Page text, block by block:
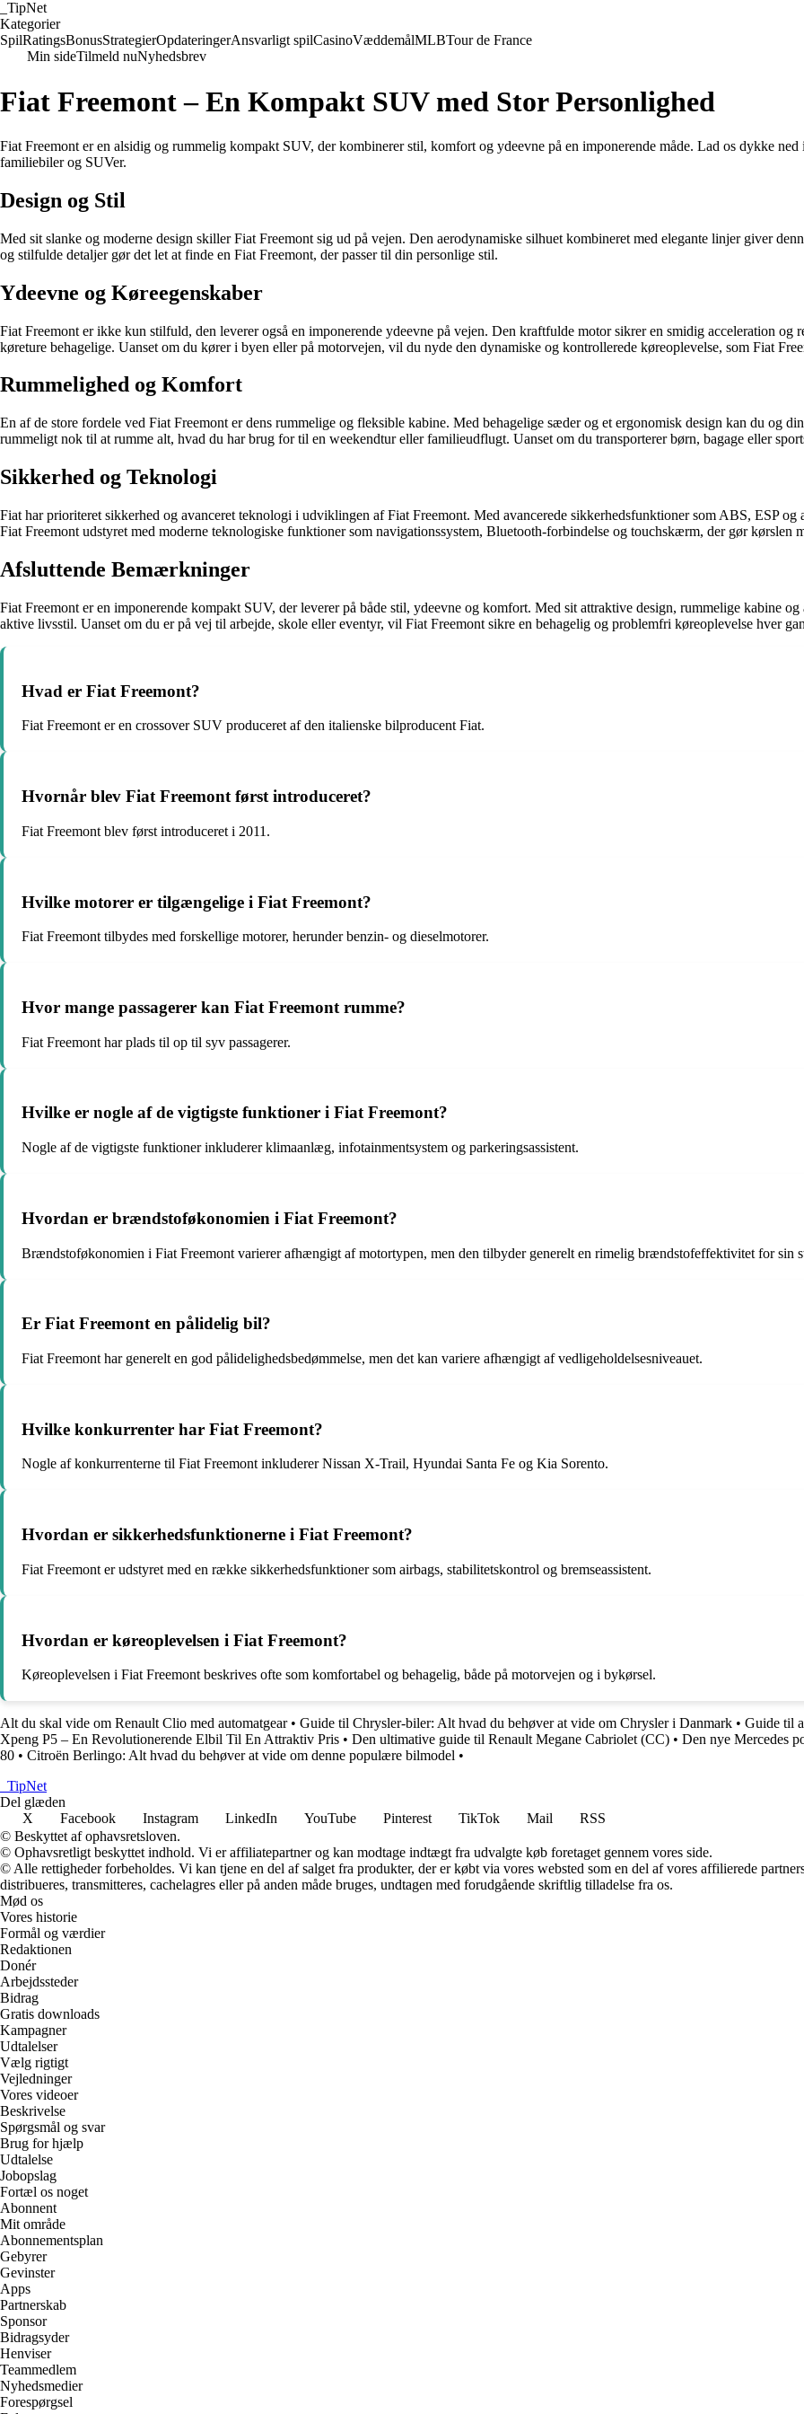
TipNet
Kategorier
SpilRatingsBonusStrategierOpdateringerAnsvarligt spilCasinoVæddemålMLBTour de France
Min sideTilmeld nuNyhedsbrev
Fiat Freemont – En Kompakt SUV med Stor Personlighed
Fiat Freemont er en alsidig og rummelig kompakt SUV, der kombinerer stil, komfort og ydeevne på en imponerende måde. Lad os dykke
familiebiler og SUVer.
Design og Stil
Med sit slanke og moderne design skiller Fiat Freemont sig ud på vejen. Den aerodynamiske silhuet kombineret med elegante linjer giver
og stilfulde detaljer gør det let at finde en Fiat Freemont, der passer til din personlige stil.
Ydeevne og Køreegenskaber
Fiat Freemont er ikke kun stilfuld, den leverer også en imponerende ydeevne på vejen. Den kraftfulde motor sikrer en smidig acceleration
køreture behagelige. Uanset om du kører i byen eller på motorvejen, vil du nyde den dynamiske og kontrollerede køreoplevelse, som Fiat
Rummelighed og Komfort
En af de store fordele ved Fiat Freemont er dens rummelige og fleksible kabine. Med behagelige sæder og et ergonomisk design kan du og
rummeligt nok til at rumme alt, hvad du har brug for til en weekendtur eller familieudflugt. Uanset om du transporterer børn, bagage eller
Sikkerhed og Teknologi
Fiat har prioriteret sikkerhed og avanceret teknologi i udviklingen af Fiat Freemont. Med avancerede sikkerhedsfunktioner som ABS, ESP
Fiat Freemont udstyret med moderne teknologiske funktioner som navigationssystem, Bluetooth-forbindelse og touchskærm, der gør kørslen
Afsluttende Bemærkninger
Fiat Freemont er en imponerende kompakt SUV, der leverer på både stil, ydeevne og komfort. Med sit attraktive design, rummelige kabine
aktive livsstil. Uanset om du er på vej til arbejde, skole eller eventyr, vil Fiat Freemont sikre en behagelig og problemfri køreoplevelse hver
Hvad er Fiat Freemont?
Fiat Freemont er en crossover SUV produceret af den italienske bilproducent Fiat.
Hvornår blev Fiat Freemont først introduceret?
Fiat Freemont blev først introduceret i 2011.
Hvilke motorer er tilgængelige i Fiat Freemont?
Fiat Freemont tilbydes med forskellige motorer, herunder benzin- og dieselmotorer.
Hvor mange passagerer kan Fiat Freemont rumme?
Fiat Freemont har plads til op til syv passagerer.
Hvilke er nogle af de vigtigste funktioner i Fiat Freemont?
Nogle af de vigtigste funktioner inkluderer klimaanlæg, infotainmentsystem og parkeringsassistent.
Hvordan er brændstoføkonomien i Fiat Freemont?
Brændstoføkonomien i Fiat Freemont varierer afhængigt af motortypen, men den tilbyder generelt en rimelig brændstofeffektivitet for sin
Er Fiat Freemont en pålidelig bil?
Fiat Freemont har generelt en god pålidelighedsbedømmelse, men det kan variere afhængigt af vedligeholdelsesniveauet.
Hvilke konkurrenter har Fiat Freemont?
Nogle af konkurrenterne til Fiat Freemont inkluderer Nissan X-Trail, Hyundai Santa Fe og Kia Sorento.
Hvordan er sikkerhedsfunktionerne i Fiat Freemont?
Fiat Freemont er udstyret med en række sikkerhedsfunktioner som airbags, stabilitetskontrol og bremseassistent.
Hvordan er køreoplevelsen i Fiat Freemont?
Køreoplevelsen i Fiat Freemont beskrives ofte som komfortabel og behagelig, både på motorvejen og i bykørsel.
Alt du skal vide om Renault Clio med automatgear• Guide til Chrysler-biler: Alt hvad du behøver at vide om Chrysler i Danmark • Guide til
Xpeng P5 – En Revolutionerende Elbil Til En Attraktiv Pris • Den ultimative guide til Renault Megane Cabriolet (CC) • Den nye Mercedes
80 • Citroën Berlingo: Alt hvad du behøver at vide om denne populære bilmodel •
TipNet
Del glæden
X
Facebook Instagram LinkedIn YouTube Pinterest TikTok Mail
RSS
© Beskyttet af ophavsretsloven.
© Ophavsretligt beskyttet indhold. Vi er affiliatepartner og kan modtage indtægt fra udvalgte køb foretaget gennem vores side.
© Alle rettigheder forbeholdes. Vi kan tjene en del af salget fra produkter, der er købt via vores websted som en del af vores affilierede
distribueres, transmitteres, cachelagres eller på anden måde bruges, undtagen med forudgående skriftlig tilladelse fra os.
Mød os
Vores historie
Formål og værdier
Redaktionen
Donér
Arbejdssteder
Bidrag
Gratis downloads
Kampagner
Udtalelser
Vælg rigtigt
Vejledninger
Vores videoer
Beskrivelse
Spørgsmål og svar
Brug for hjælp
Udtalelse
Jobopslag
Fortæl os noget
Abonnent
Mit område
Abonnementsplan
Gebyrer
Gevinster
Apps
Partnerskab
Sponsor
Bidragsyder
Henviser
Teammedlem
Nyhedsmedier
Forespørgsel